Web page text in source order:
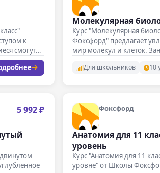
к
смогут…
Молекулярная
Курс "Молекулярная
Фоксфорд" предлагает
мир молекул и клеток.
Для школьников 10
5 992 ₽ Фоксфорд
Анатомия для 11
уровень
Курс "Анатомия для 11
уровне" от Школы